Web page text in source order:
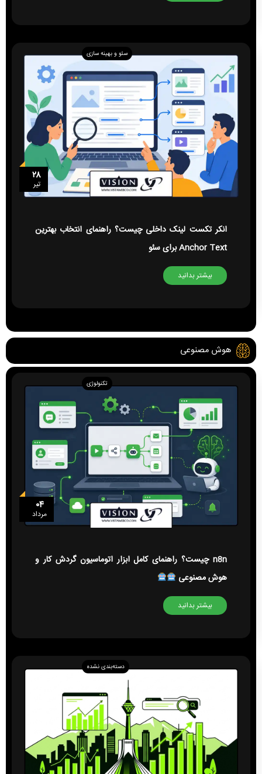
۲۸
تیر
سئو و بهینه سازی
انکر تکست لینک داخلی چیست؟ راهنمای انتخاب بهترین
Anchor Text برای سئو
بیشتر بدانید
هوش مصنوعی
۰۴
مرداد
تکنولوژی
n8n چیست؟ راهنمای کامل ابزار اتوماسیون گردش کار و
هوش مصنوعی
بیشتر بدانید
دسته‌بندی نشده